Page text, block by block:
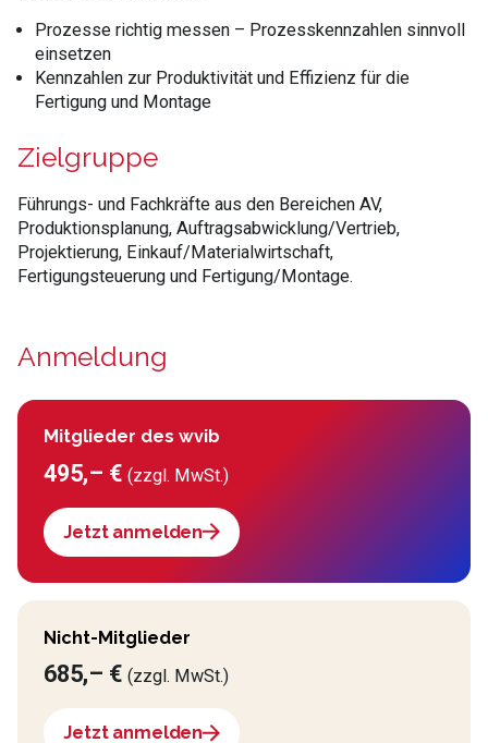
Prozesse richtig messen – Prozesskennzahlen sinnvoll
einsetzen
Kennzahlen zur Produktivität und Effizienz für die
Fertigung und Montage
Zielgruppe
Führungs- und Fachkräfte aus den Bereichen AV,
Produktionsplanung, Auftragsabwicklung/Vertrieb,
Projektierung, Einkauf/Materialwirtschaft,
Fertigungsteuerung und Fertigung/Montage.
Anmeldung
Mitglieder des wvib
495,– €(zzgl. MwSt.)
Jetzt anmelden
Nicht-Mitglieder
685,– €(zzgl. MwSt.)
Jetzt anmelden